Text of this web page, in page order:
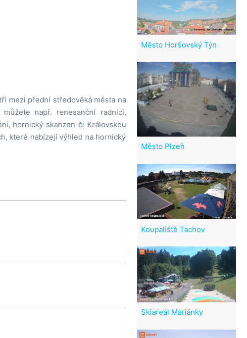
mezi přední středověká města na
např. renesanční radnici,
hornický skanzen či Královskou
které nabízejí výhled na hornický
Město Horšovský Týn
Město Plzeň
Koupaliště Tachov
Skiareál Mariánky